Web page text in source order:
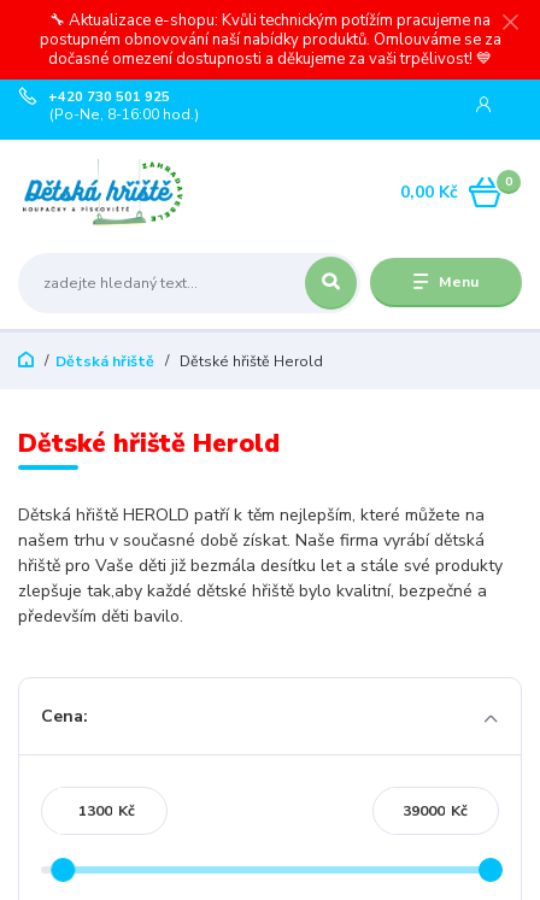
🔧 Aktualizace e-shopu: Kvůli technickým potížím pracujeme na
postupném obnovování naší nabídky produktů. Omlouváme se za
dočasné omezení dostupnosti a děkujeme za vaši trpělivost! 💙
Menu
+420 730 501 925
(Po-Ne, 8-16:00 hod.)
0
0,00 Kč
Dětská hřiště Dětské hřiště Herold
Dětské hřiště Herold
Dětská hřiště HEROLD patří k těm nejlepším, které můžete na
našem trhu v současné době získat. Naše firma vyrábí dětská
hřiště pro Vaše děti již bezmála desítku let a stále své produkty
zlepšuje tak,aby každé dětské hřiště bylo kvalitní, bezpečné a
především děti bavilo.
Cena:
Kč Kč